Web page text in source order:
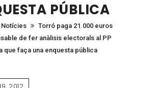
PÚBLICA
Notícies
Torró paga 21.000 euros
de fer anàlisis electorals al PP
que faça una enquesta pública
2012